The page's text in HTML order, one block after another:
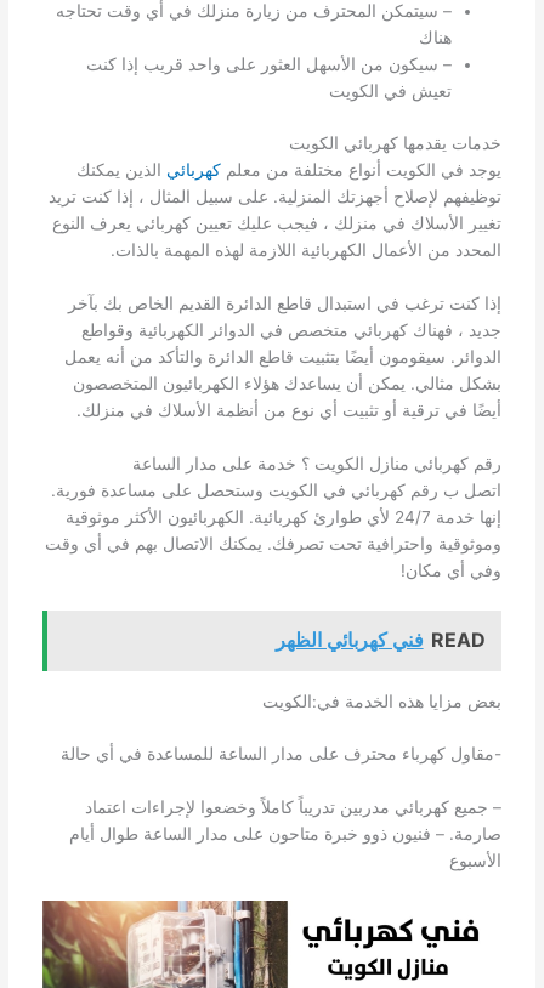
– سيتمكن المحترف من زيارة منزلك في أي وقت تحتاجه
هناك
– سيكون من الأسهل العثور على واحد قريب إذا كنت
تعيش في الكويت
خدمات يقدمها كهربائي الكويت
يوجد في الكويت أنواع مختلفة من معلم كهربائي الذين يمكنك
توظيفهم لإصلاح أجهزتك المنزلية. على سبيل المثال ، إذا كنت تريد
تغيير الأسلاك في منزلك ، فيجب عليك تعيين كهربائي يعرف النوع
المحدد من الأعمال الكهربائية اللازمة لهذه المهمة بالذات.
إذا كنت ترغب في استبدال قاطع الدائرة القديم الخاص بك بآخر
جديد ، فهناك كهربائي متخصص في الدوائر الكهربائية وقواطع
الدوائر. سيقومون أيضًا بتثبيت قاطع الدائرة والتأكد من أنه يعمل
بشكل مثالي. يمكن أن يساعدك هؤلاء الكهربائيون المتخصصون
أيضًا في ترقية أو تثبيت أي نوع من أنظمة الأسلاك في منزلك.
رقم كهربائي منازل الكويت ؟ خدمة على مدار الساعة
اتصل ب رقم كهربائي في الكويت وستحصل على مساعدة فورية.
إنها خدمة 24/7 لأي طوارئ كهربائية. الكهربائيون الأكثر موثوقية
وموثوقية واحترافية تحت تصرفك. يمكنك الاتصال بهم في أي وقت
وفي أي مكان!
READ فني كهربائي الظهر
بعض مزايا هذه الخدمة في:الكويت
-مقاول كهرباء محترف على مدار الساعة للمساعدة في أي حالة
– جميع كهربائي مدربين تدريباً كاملاً وخضعوا لإجراءات اعتماد
صارمة. – فنيون ذوو خبرة متاحون على مدار الساعة طوال أيام
الأسبوع